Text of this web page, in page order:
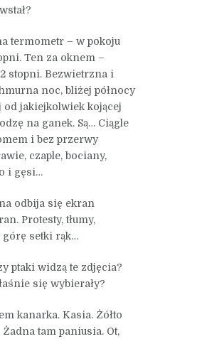
termometr – w pokoju
Ten za oknem –
stopni. Bezwietrzna i
noc, bliżej północy
od jakiejkolwiek kojącej
na ganek. Są… Ciągle
i bez przerwy
czaple, bociany,
i gęsi…
odbija się ekran
Protesty, tłumy,
setki rąk…
ptaki widzą te zdjęcia?
się wybierały?
kanarka. Kasia. Żółto
tam paniusia. Ot,